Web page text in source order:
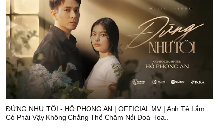
ĐỪNG NHƯ TÔI - HỒ PHONG AN | OFFICIAL MV | Anh Tệ Lắm
Có Phải Vậy Không Chẳng Thể Chăm Nổi Đoá Hoa..